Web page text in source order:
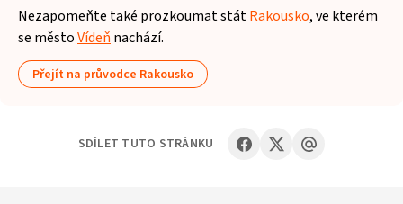
Nezapomeňte také prozkoumat státRakousko, ve kterém
se městoVídeňnachází.
Přejít na průvodce Rakousko
SDÍLET TUTO STRÁNKU